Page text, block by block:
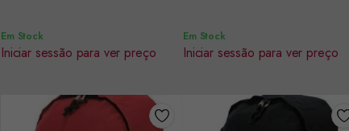
Em Stock
Iniciar sessão para ver preço
Em Stock
Iniciar sessão para ver preço